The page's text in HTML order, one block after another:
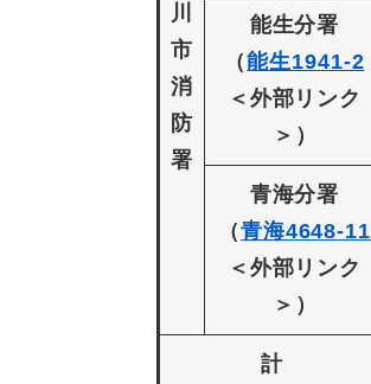
川
市
消
防
署
能生分署
（能生1941-2
＜外部リンク
＞ ）
青海分署
（青海4648-11
＜外部リンク
＞ ）
計